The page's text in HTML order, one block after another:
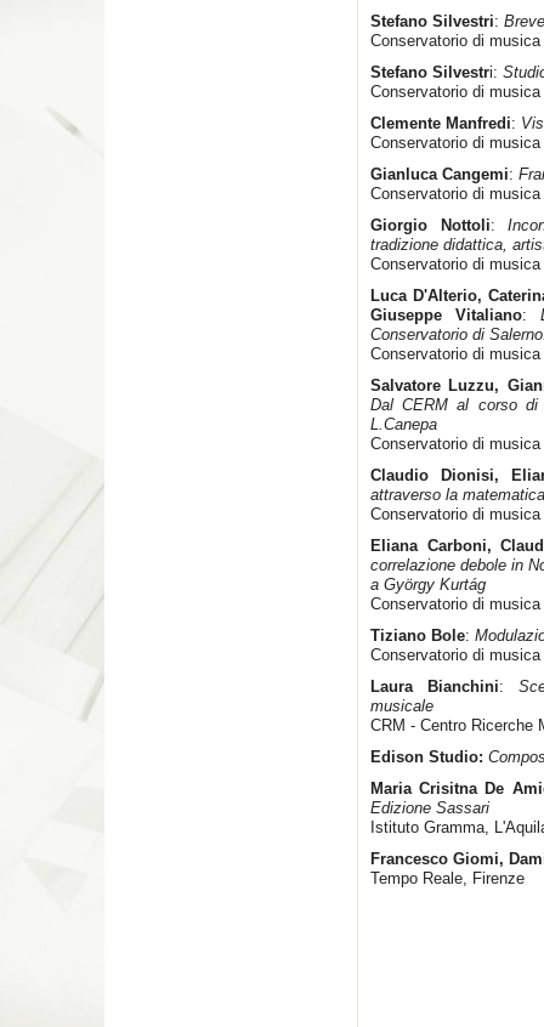
Stefano Silvestri:
Conservatorio di
Stefano Silvestri:
Conservatorio di
Clemente Manfredi:
Conservatorio di
Gianluca Cangemi:
Conservatorio di
Giorgio Nottoli:
tradizione didattica,
Conservatorio di
Luca D'Alterio,
Giuseppe Vitaliano:
Conservatorio di
Conservatorio di
Salvatore Luzzu,
Dal CERM al corso di
L.Canepa
Conservatorio di
Claudio Dionisi,
attraverso la
Conservatorio di
Eliana Carboni,
correlazione debole in
a György Kurtág
Conservatorio di
Tiziano Bole:
Conservatorio di
Laura Bianchini:
musicale
CRM - Centro Ricerche
Edison Studio:
Maria Crisitna De
Edizione Sassari
Istituto Gramma,
Francesco Giomi,
Tempo Reale, Firenze